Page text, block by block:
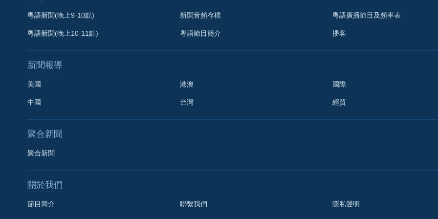
粵語新聞(晚上9-10點)
粵語新聞(晚上10-11點)
新聞音頻存檔
粵語節目簡介
粵語廣播節目及頻率表
播客
新聞報導
美國
中國
港澳
台灣
國際
經貿
聚合新聞
聚合新聞
關於我們
節目簡介 聯繫我們 隱私聲明